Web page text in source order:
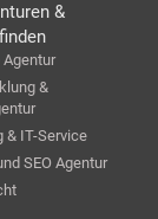
&
Agentur
&
& IT-Service
SEO Agentur